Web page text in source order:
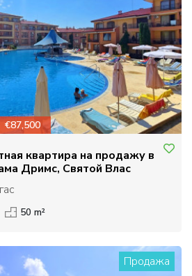
€87,500
квартира на продажу в
Дримс, Святой Влас
50 m²
Продажа